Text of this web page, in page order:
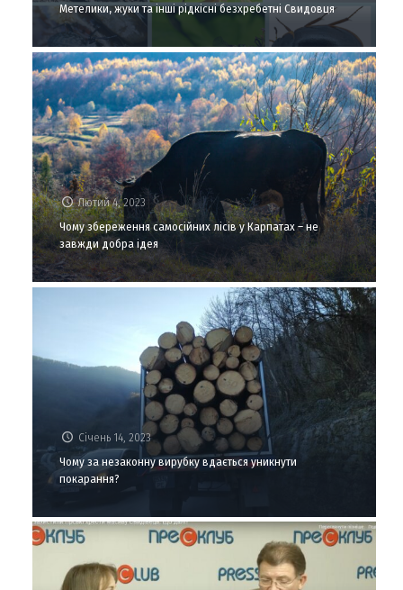
Метелики, жуки та інші рідкісні безхребетні Свидовця
Лютий 4, 2023
Чому збереження самосійних лісів у Карпатах – не
завжди добра ідея
Січень 14, 2023
Чому за незаконну вирубку вдається уникнути
покарання?